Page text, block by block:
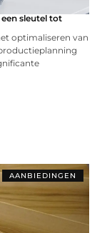
sleutel tot
optimaliseren van
AANBIEDINGEN